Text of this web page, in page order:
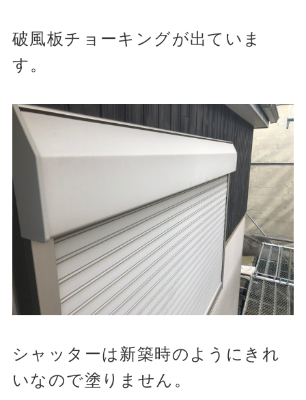
破風板チョーキングが出ていま
す。
シャッターは新築時のようにきれ
いなので塗りません。